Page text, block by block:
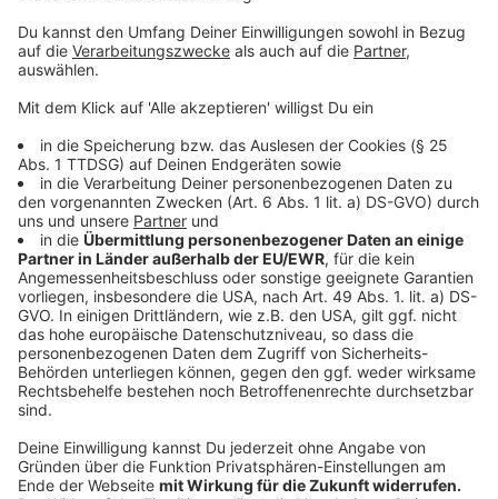
Reichstagsgebäude überrannt und sich triumphierend
und lautstark vor dem verglasten Besuchereingang
Demokratie auch schwarz-weiß-rote Reichsflaggen
geschwenkt. Nach einer Weile bekamen die drei ersten
Polizisten Verstärkung, und die Beamten drängten die
Menschen auch mit Pfefferspray zurück.
Anzeige
Zuvor hatten nach Schätzungen der Polizei knapp
40.000 Menschen aus ganz Deutschland weitgehend
friedlich auf der Straße des 17. Juni gegen die Corona-
Politik demonstriert. Insgesamt waren laut Polizei
Veranstaltungen in der Innenstadt unterwegs. Am
Rande kam es zu Stein- und Flaschenwürfen von